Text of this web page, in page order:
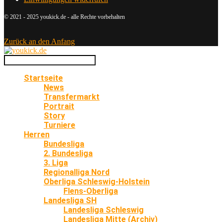
© 2021 - 2025 youkick.de - alle Rechte vorbehalten
Zurück an den Anfang
Startseite
News
Transfermarkt
Portrait
Story
Turniere
Herren
Bundesliga
2. Bundesliga
3. Liga
Regionalliga Nord
Oberliga Schleswig-Holstein
Flens-Oberliga
Landesliga SH
Landesliga Schleswig
Landesliga Mitte (Archiv)